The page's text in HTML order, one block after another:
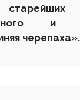
и
черепаха».